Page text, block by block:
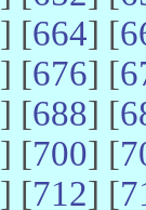
] [664] [
] [676] [
] [688] [
] [700] [
] [712] [